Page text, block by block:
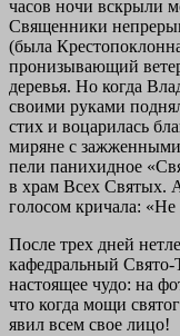
часов ночи вскрыли
Священники
(была
пронизывающий
деревья. Но когда
своими руками
стих и воцарилась
миряне с зажженными
пели панихидное
в храм Всех Святых.
голосом кричала:
После трех дней
кафедральный
настоящее чудо: на
что когда мощи
явил всем свое лицо!